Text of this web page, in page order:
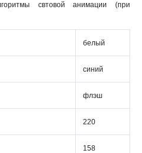
свтовой анимации (при
белый
синий
флэш
220
158